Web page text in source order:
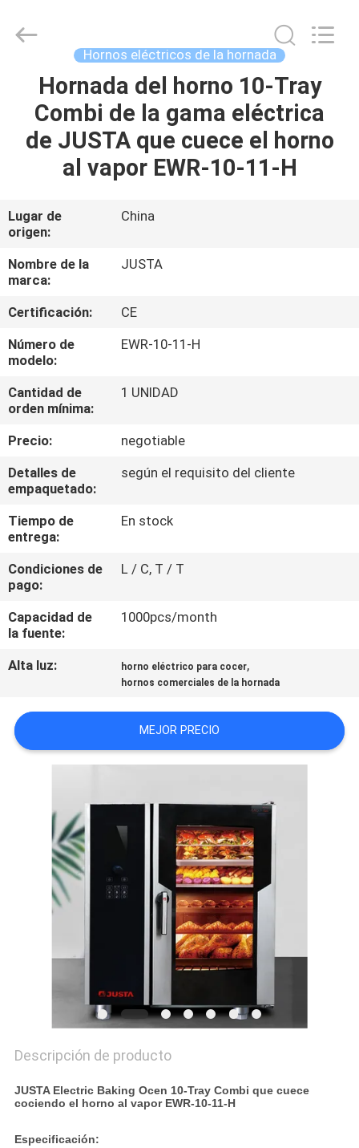
HOGAR
PRODUCTOS
SOBRE
NOSOTROS
VIAJE
DE
LA
FÁBRICA
CONTROL
DE
CALIDAD
EN
CONTACTO
CON
CASOS
MAPA
SITIO
PRIVACY
Catering
equipments
Hornos eléctricos de la hornada
Hornada del horno 10-Tray
Combi de la gama eléctrica
de JUSTA que cuece el horno
al vapor EWR-10-11-H
Lugar de
origen:
China
Nombre de la
marca:
JUSTA
Certificación:
CE
Número de
modelo:
EWR-10-11-H
Cantidad de
orden mínima:
1 UNIDAD
Precio:
negotiable
Detalles de
empaquetado:
según el requisito del cliente
Tiempo de
entrega:
En stock
Condiciones de
pago:
L / C, T / T
Capacidad de
la fuente:
1000pcs/month
Alta luz: horno eléctrico para cocer,
hornos comerciales de la hornada
MEJOR PRECIO
Descripción de producto
JUSTA Electric Baking Ocen 10-Tray Combi que cuece
cociendo el horno al vapor EWR-10-11-H
Especificación: